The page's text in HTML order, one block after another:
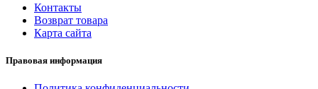
Контакты
Возврат товара
Карта сайта
Правовая информация